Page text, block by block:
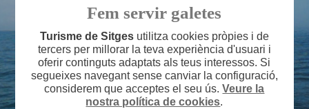
Fem servir galetes
Turisme de Sitgesutilitza cookies pròpies i de
tercers per millorar la teva experiència d'usuari i
oferir continguts adaptats als teus interessos. Si
segueixes navegant sense canviar la configuració,
considerem que acceptes el seu ús.Veure la
nostra política de cookies.